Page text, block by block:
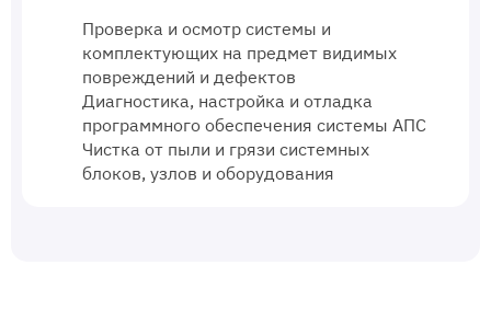
Проверка и осмотр системы и
комплектующих на предмет видимых
повреждений и дефектов
Диагностика, настройка и отладка
программного обеспечения системы АПС
Чистка от пыли и грязи системных
блоков, узлов и оборудования